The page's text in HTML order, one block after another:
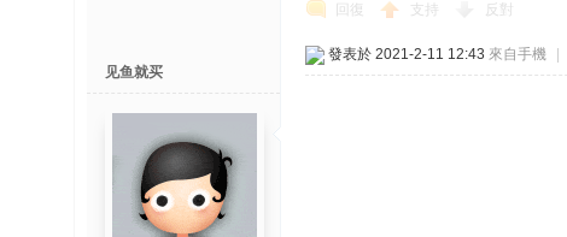
回復 支持 反對
见鱼就买
發表於 2021-2-11 12:43 來自手機